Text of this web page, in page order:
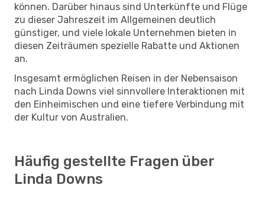
können. Darüber hinaus sind Unterkünfte und Flüge
zu dieser Jahreszeit im Allgemeinen deutlich
günstiger, und viele lokale Unternehmen bieten in
diesen Zeiträumen spezielle Rabatte und Aktionen
an.
Insgesamt ermöglichen Reisen in der Nebensaison
nach Linda Downs viel sinnvollere Interaktionen mit
den Einheimischen und eine tiefere Verbindung mit
der Kultur von Australien.
Häufig gestellte Fragen über
Linda Downs